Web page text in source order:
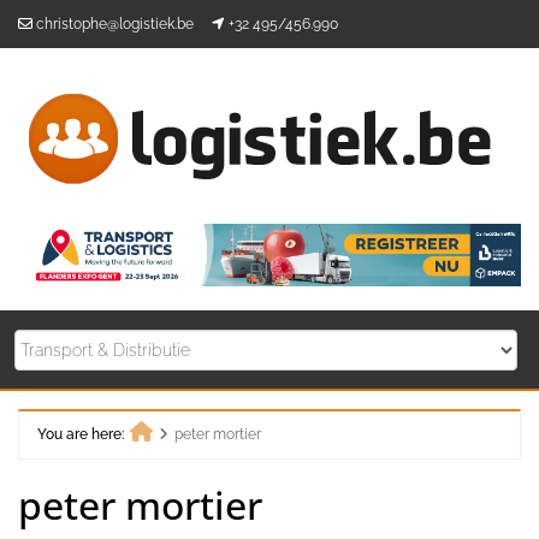
christophe@logistiek.be +32 495/456.990
You are here:
peter mortier
peter mortier